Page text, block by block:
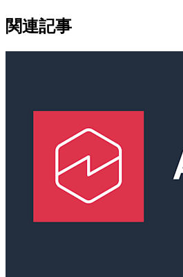
関連記事